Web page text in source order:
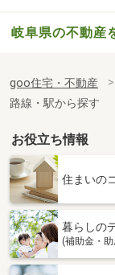
岐阜県の不動産
goo住宅・不動産
路線・駅から探す
お役立ち情報
住まいの
暮らしの
(補助金・